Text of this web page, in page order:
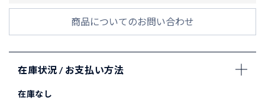
商品についてのお問い合わせ
在庫状況 / お支払い方法
在庫なし